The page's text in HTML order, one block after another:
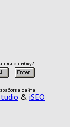
ошибку?
сайта
& iSEO